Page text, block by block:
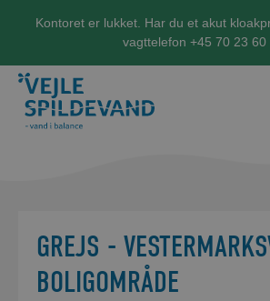
Kontoret er lukket. Har du et akut
vagttelefon +45 70 23 60
GREJS -
BOLIGOMRÅDE